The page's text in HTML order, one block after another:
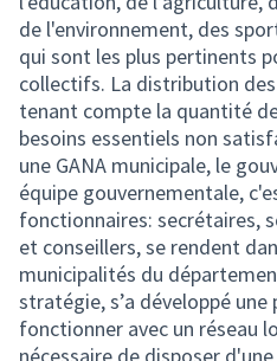
de l'environnement, des
qui sont les plus pertinents
collectifs. La distribution
tenant compte la quantité
besoins essentiels non
une GANA municipale, le
équipe gouvernementale,
fonctionnaires: secrétaires,
et conseillers, se rendent
municipalités du
stratégie, s’a développé
fonctionner avec un réseau